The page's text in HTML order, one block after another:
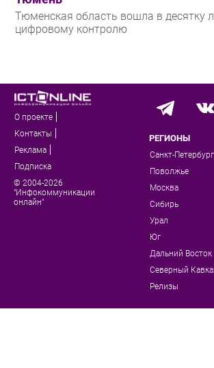
Тюменская область вошла в десятку
цифровому контролю
О проекте
Контакты
Реклама
Подписка
© 2004-2026
"Инфокоммуникации
онлайн"
РЕГИОНЫ
Санкт-Петербург
Поволжье
Москва
Сибирь
Урал
Юг
Дальний Восток
Северный
Релизы